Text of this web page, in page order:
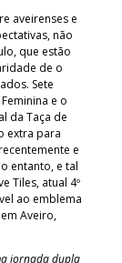
aveirenses e
não
que estão
de o
Sete
e o
da Taça de
extra para
e
entanto, e tal
Tiles, atual 4º
ao emblema
Aveiro,
jornada dupla